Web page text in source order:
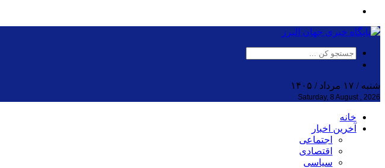
شنبه / ۱۷ مرداد / ۱۴۰۵
Saturday, 8 August , 2026
خانه
آخرین اخبار
اجتماعی
اقتصادی
سیاسی